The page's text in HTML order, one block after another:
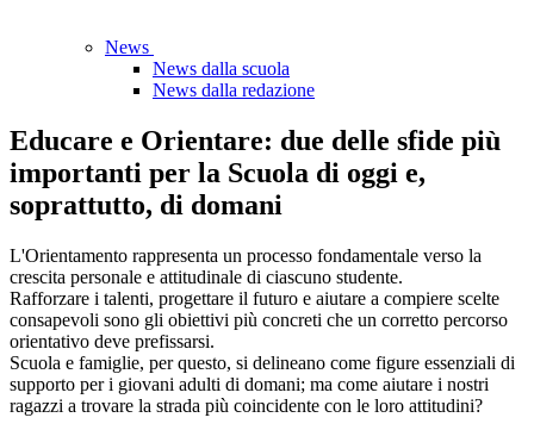
News
News dalla scuola
News dalla redazione
Educare e Orientare: due delle sfide più
importanti per la Scuola di oggi e,
soprattutto, di domani
L'Orientamento rappresenta un processo fondamentale verso la
crescita personale e attitudinale di ciascuno studente.
Rafforzare i talenti, progettare il futuro e aiutare a compiere scelte
consapevoli sono gli obiettivi più concreti che un corretto percorso
orientativo deve prefissarsi.
Scuola e famiglie, per questo, si delineano come figure essenziali di
supporto per i giovani adulti di domani; ma come aiutare i nostri
ragazzi a trovare la strada più coincidente con le loro attitudini?